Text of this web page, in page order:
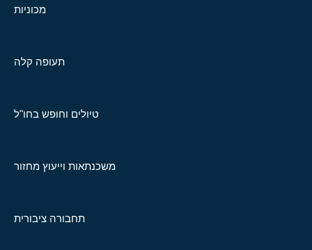
מכוניות
תעופה קלה
טיולים וחופש בחו"ל
משכנתאות וייעוץ מחזור
תחבורה ציבורית